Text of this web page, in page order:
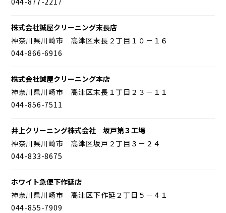
株式会社誠屋クリーニング末長店
神奈川県川崎市 高津区末長２丁目１０－１６
044-866-6916
株式会社誠屋クリーニング本店
神奈川県川崎市 高津区末長１丁目２３－１１
044-856-7511
井上クリーニング株式会社 坂戸第３工場
神奈川県川崎市 高津区坂戸２丁目３－２４
044-833-8675
ホワイト急便下作延店
神奈川県川崎市 高津区下作延２丁目５－４１
044-855-7909